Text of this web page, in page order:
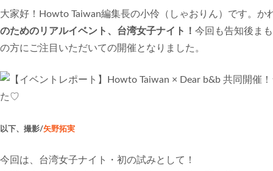
大家好！Howto Taiwan編集長の小伶（しゃおりん）です。か
のためのリアルイベント、台湾女子ナイト！ 今回も告知後ま
の方にご注目いただいての開催となりました。
以下、撮影/矢野拓実
今回は、台湾女子ナイト・初の試みとして！